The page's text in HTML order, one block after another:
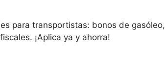
para transportistas: bonos de gasóleo,
¡Aplica ya y ahorra!